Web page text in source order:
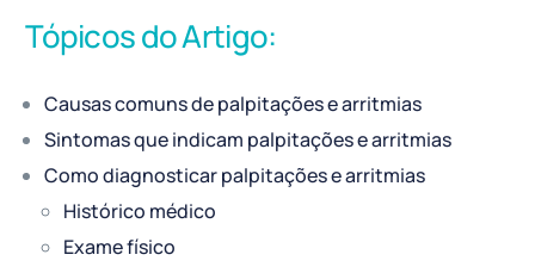
Tópicos do Artigo:
Causas comuns de palpitações e arritmias
Sintomas que indicam palpitações e arritmias
Como diagnosticar palpitações e arritmias
Histórico médico
Exame físico